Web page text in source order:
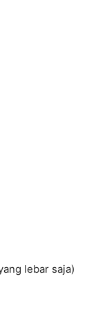
lebar saja)